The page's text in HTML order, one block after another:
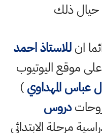
حيال ذلك
انللاستاذ احمد
موقع اليوتيوب
المهداوي)
دروس
مرحلة الابتدائي